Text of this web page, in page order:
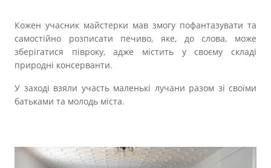
Кожен учасник майстерки мав змогу пофантазувати та
самостійно розписати печиво, яке, до слова, може
зберігатися півроку, адже містить у своєму складі
природні консерванти.
У заході взяли участь маленькі лучани разом зі своїми
батьками та молодь міста.